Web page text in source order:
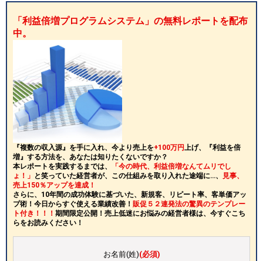
「利益倍増プログラムシステム」の無料レポートを配布
中。
『複数の収入源』を手に入れ、今より売上を+100万円上げ、『利益を倍
増』する方法を、あなたは知りたくないですか？
本レポートを実践するまでは、
「今の時代、利益倍増なんてムリでし
ょ！」 と笑っていた経営者が、この仕組みを取り入れた途端に…、
見事、
売上150％アップを達成！
さらに、10年間の成功体験に基づいた、新規客、リピート率、客単価アッ
プ術！今日からすぐ使える業績改善！ 販促５２連発法の驚異のテンプレー
ト付き！！！ 期間限定公開！売上低迷にお悩みの経営者様は、今すぐこち
らをお読みください！
お名前(姓)(必須)